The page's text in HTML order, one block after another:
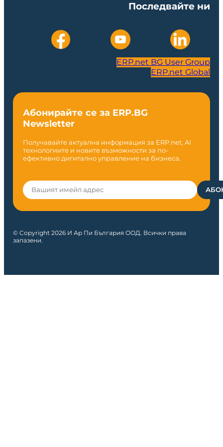
Последвайте ни
ERP.net BG User Group
ERP.net Global
Абонирайте се за ERP.BG
Newsletter
Получавайте актуална информация за ERP.net, AI
технологиите и новите възможности за по-
ефективно дигитално управление на бизнеса.
© Copyright 2026 И Ар Пи България ООД. Всички права
запазени.